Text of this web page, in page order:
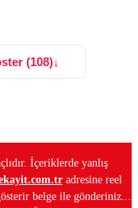
(108)↓
İçeriklerde yanlış
adresine reel
belge ile gönderiniz...